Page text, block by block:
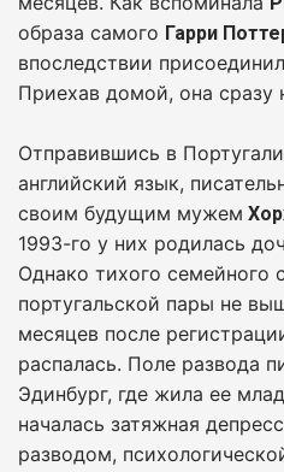
образа самого Гарри
впоследствии
Приехав домой, она сразу
Отправившись в
английский язык,
своим будущим мужем
1993-го у них родилась
Однако тихого семейного
португальской пары не
месяцев после
распалась. Поле развода
Эдинбург, где жила ее
началась затяжная
разводом,